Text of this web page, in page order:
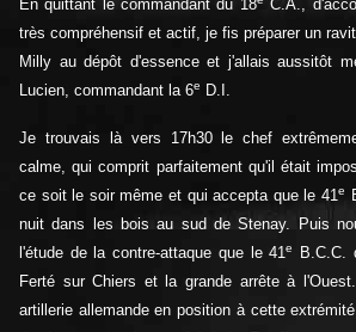
En quittant le commandant du 18 C.A.,
très compréhensif et actif, je fis préparer un
Milly au dépôt d'essence et j'allais aussitôt
Lucien, commandant la 6e D.I.
Je trouvais là vers 17h30 le chef
calme, qui comprit parfaitement qu'il était
ce soit le soir même et qui accepta que le 41e
nuit dans les bois au sud de Stenay. Puis
l'étude de la contre-attaque que le 41e
B.C.C.
Ferté sur Chiers et la grande arrête à
artillerie allemande en position à cette